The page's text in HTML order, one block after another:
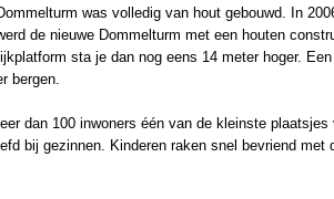
was volledig van hout gebouwd. In
de nieuwe Dommelturm met een houten
sta je dan nog eens 14 meter hoger.
bergen.
dan 100 inwoners één van de kleinste plaatsjes
bij gezinnen. Kinderen raken snel bevriend met